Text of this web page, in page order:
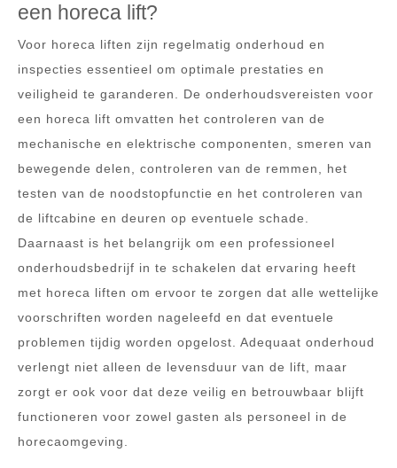
een horeca lift?
Voor horeca liften zijn regelmatig onderhoud en
inspecties essentieel om optimale prestaties en
veiligheid te garanderen. De onderhoudsvereisten voor
een horeca lift omvatten het controleren van de
mechanische en elektrische componenten, smeren van
bewegende delen, controleren van de remmen, het
testen van de noodstopfunctie en het controleren van
de liftcabine en deuren op eventuele schade.
Daarnaast is het belangrijk om een professioneel
onderhoudsbedrijf in te schakelen dat ervaring heeft
met horeca liften om ervoor te zorgen dat alle wettelijke
voorschriften worden nageleefd en dat eventuele
problemen tijdig worden opgelost. Adequaat onderhoud
verlengt niet alleen de levensduur van de lift, maar
zorgt er ook voor dat deze veilig en betrouwbaar blijft
functioneren voor zowel gasten als personeel in de
horecaomgeving.